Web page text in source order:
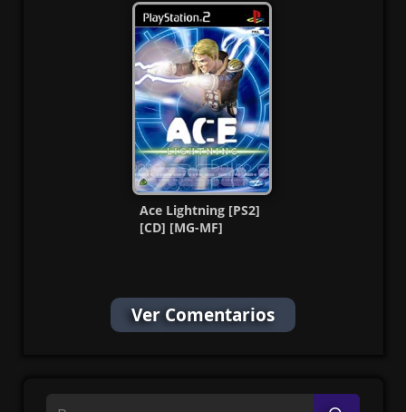
Pal Esp
Ace Lightning [PS2]
[CD] [MG-MF]
Ver Comentarios